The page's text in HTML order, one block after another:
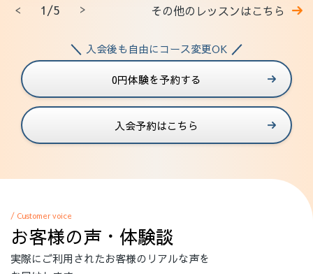
1/5 その他のレッスンはこちら
入会後も自由にコース変更OK
0円体験を予約する
入会予約はこちら
/ Customer voice
お客様の声・体験談
実際にご利用されたお客様のリアルな声を